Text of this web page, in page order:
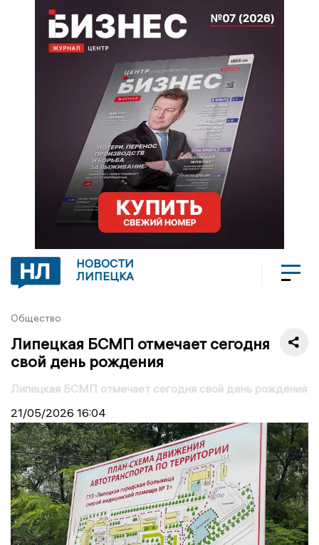
НОВОСТИ
ЛИПЕЦКА
Общество
Липецкая БСМП отмечает сегодня
свой день рождения
Липецкая БСМП отмечает сегодня свой день рождения
21/05/2026 16:04